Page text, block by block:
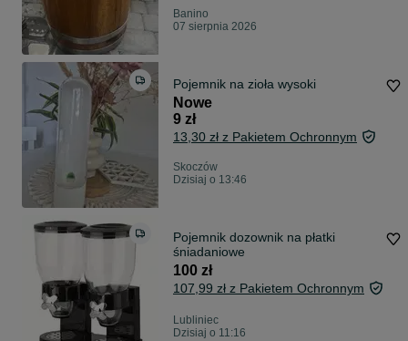
Banino
07 sierpnia 2026
Pojemnik na zioła wysoki
Nowe
9 zł
13,30 zł z Pakietem Ochronnym
Skoczów
Dzisiaj o 13:46
Pojemnik dozownik na płatki
śniadaniowe
100 zł
107,99 zł z Pakietem Ochronnym
Lubliniec
Dzisiaj o 11:16